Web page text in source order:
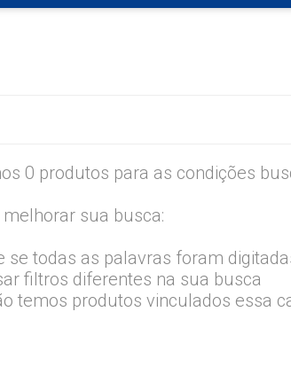
0 produtos para as condições
melhorar sua busca:
se todas as palavras foram
filtros diferentes na sua busca
temos produtos vinculados essa